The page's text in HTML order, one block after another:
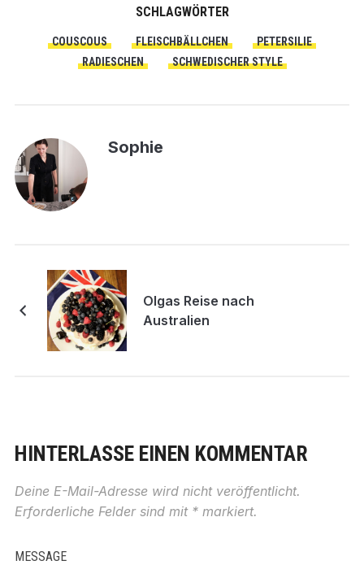
SCHLAGWÖRTER
COUSCOUS FLEISCHBÄLLCHEN
PETERSILIE
RADIESCHEN
SCHWEDISCHER STYLE
Sophie
Olgas Reise nach
Australien
HINTERLASSE EINEN KOMMENTAR
Deine E-Mail-Adresse wird nicht veröffentlicht.
Erforderliche Felder sind mit *markiert.
MESSAGE